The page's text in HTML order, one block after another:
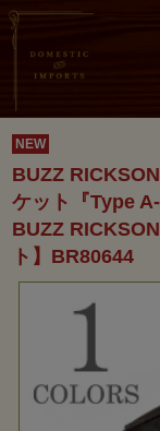
NEW
BUZZ
ケット『Type
BUZZ
ト】BR80644